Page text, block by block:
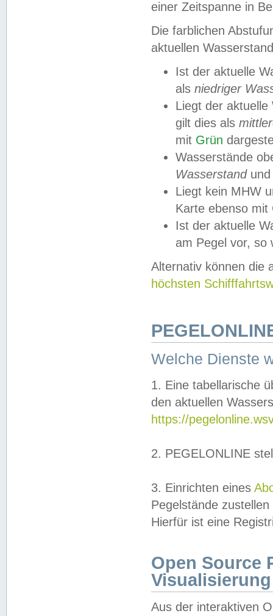
einer Zeitspanne in
Die farblichen
aktuellen
Ist der aktuelle
als niedriger
Liegt der
gilt dies als
mit Grün
Wasserstände
Wasserstandund
Liegt kein MHW
Karte ebenso mit
Ist der aktuelle
am Pegel vor,
Alternativ können die
höchsten
Welche Dienste
1. Eine tabellarische
den aktuellen
https://
2. PEGELONLINE
3. Einrichten eines
Pegelstände
Hierfür ist eine
Open Source
Visualisierung
Aus der interaktiven